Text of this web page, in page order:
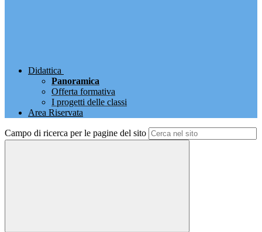
Didattica
Panoramica
Offerta formativa
I progetti delle classi
Area Riservata
Campo di ricerca per le pagine del sito